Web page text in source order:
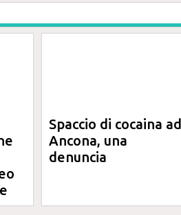
Spaccio di cocaina ad
Ancona, una
denuncia